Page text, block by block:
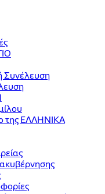
Συνέλευση
της ΕΛΛΗΝΙΚΑ